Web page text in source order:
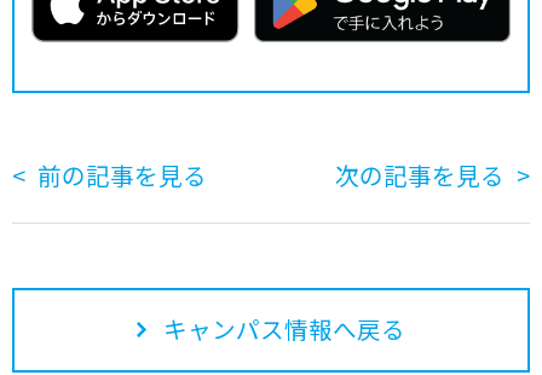
前の記事を見る 次の記事を見る
キャンパス情報へ戻る